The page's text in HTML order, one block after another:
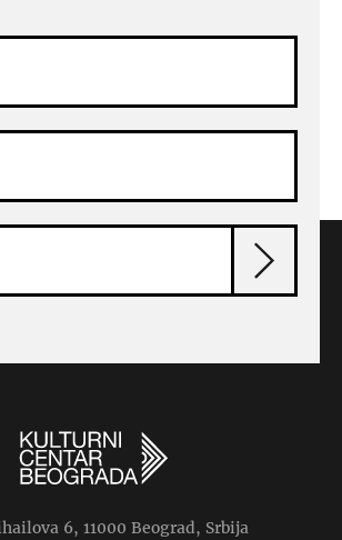
6, 11000 Beograd, Srbija